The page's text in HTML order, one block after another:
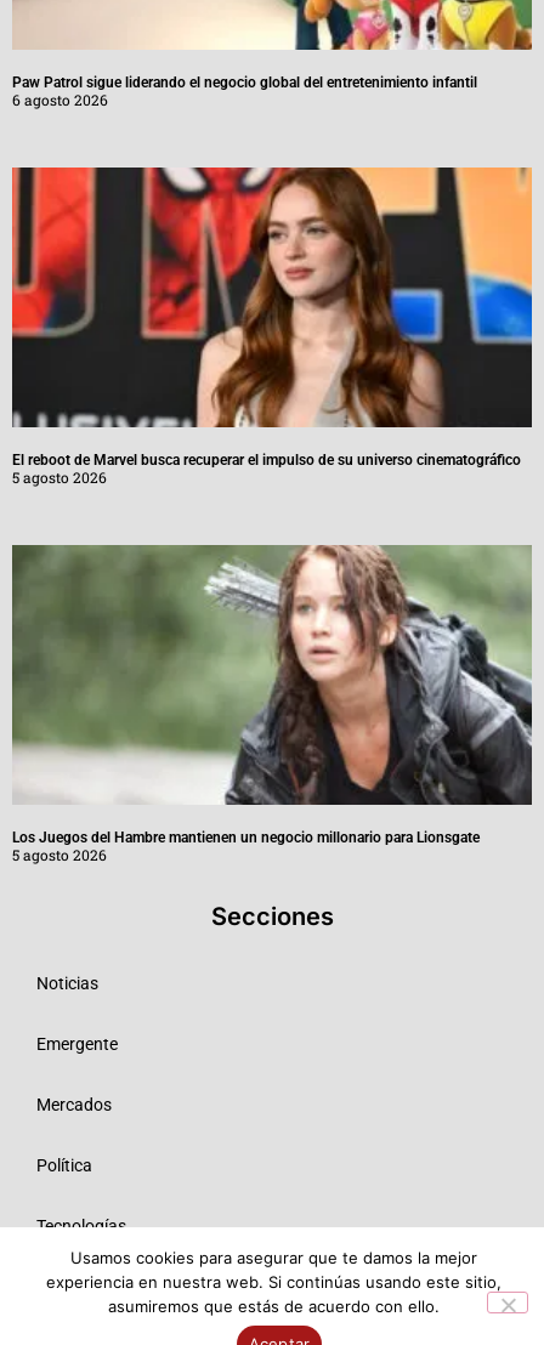
Paw Patrol sigue liderando el negocio global del entretenimiento infantil
6 agosto 2026
El reboot de Marvel busca recuperar el impulso de su universo cinematográfico
5 agosto 2026
Los Juegos del Hambre mantienen un negocio millonario para Lionsgate
5 agosto 2026
Secciones
Noticias
Emergente
Mercados
Política
Tecnologías
Opinión
Usamos cookies para asegurar que te damos la mejor
experiencia en nuestra web. Si continúas usando este sitio,
asumiremos que estás de acuerdo con ello.